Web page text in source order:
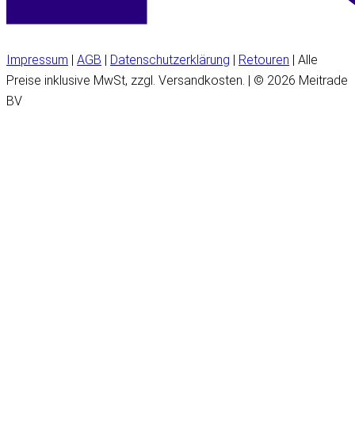
Impressum AGB Datenschutzerklärung Retouren | Alle
Preise inklusive MwSt, zzgl. Versandkosten. | © 2026 Meitrade
BV